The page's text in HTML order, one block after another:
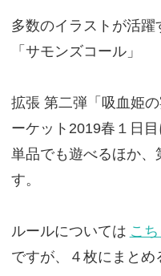
多数のイラストが活
「サモンズコール」
拡張 第二弾「吸血姫
ーケット2019春１日目
単品でも遊べるほか、
す。
ルールについては こち
ですが、４枚にまとめ